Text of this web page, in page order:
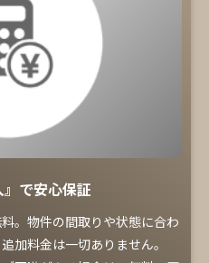
』で安心保証
。物件の間取りや状態に合わ
加料金は一切ありません。